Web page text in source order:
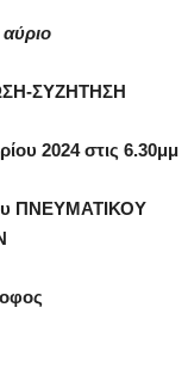
ΣΥΖΗΤΗΣΗ
2024 στις 6.30μμ
ΠΝΕΥΜΑΤΙΚΟΥ